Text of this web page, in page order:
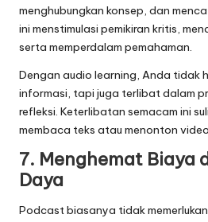
menghubungkan konsep, dan
ini menstimulasi pemikiran kritis,
serta memperdalam pemahaman.
Dengan audio learning, Anda tidak
informasi, tapi juga terlibat dalam
refleksi. Keterlibatan semacam ini
membaca teks atau menonton
7. Menghemat Biaya
Daya
Podcast biasanya tidak